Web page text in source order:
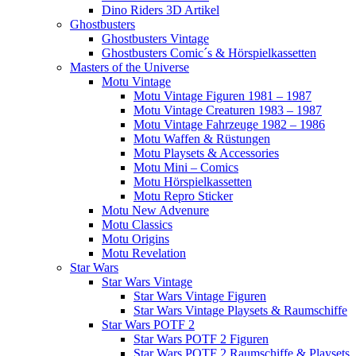
Dino Riders 3D Artikel
Ghostbusters
Ghostbusters Vintage
Ghostbusters Comic´s & Hörspielkassetten
Masters of the Universe
Motu Vintage
Motu Vintage Figuren 1981 – 1987
Motu Vintage Creaturen 1983 – 1987
Motu Vintage Fahrzeuge 1982 – 1986
Motu Waffen & Rüstungen
Motu Playsets & Accessories
Motu Mini – Comics
Motu Hörspielkassetten
Motu Repro Sticker
Motu New Advenure
Motu Classics
Motu Origins
Motu Revelation
Star Wars
Star Wars Vintage
Star Wars Vintage Figuren
Star Wars Vintage Playsets & Raumschiffe
Star Wars POTF 2
Star Wars POTF 2 Figuren
Star Wars POTF 2 Raumschiffe & Playsets